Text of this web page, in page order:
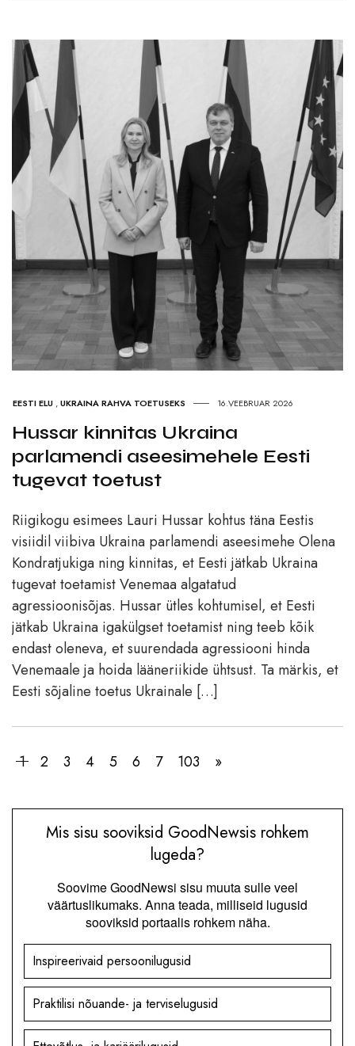
EESTI ELU ,UKRAINA RAHVA TOETUSEKS 16.VEEBRUAR 2026
Hussar kinnitas Ukraina
parlamendi aseesimehele Eesti
tugevat toetust
Riigikogu esimees Lauri Hussar kohtus täna Eestis
visiidil viibiva Ukraina parlamendi aseesimehe Olena
Kondratjukiga ning kinnitas, et Eesti jätkab Ukraina
tugevat toetamist Venemaa algatatud
agressioonisõjas. Hussar ütles kohtumisel, et Eesti
jätkab Ukraina igakülgset toetamist ning teeb kõik
endast oleneva, et suurendada agressiooni hinda
Venemaale ja hoida lääneriikide ühtsust. Ta märkis, et
Eesti sõjaline toetus Ukrainale […]
1 2 3 4 5 6 7 103 »
Mis sisu sooviksid GoodNewsis rohkem
lugeda?
Soovime GoodNewsi sisu muuta sulle veel
väärtuslikumaks. Anna teada, milliseid lugusid
sooviksid portaalis rohkem näha.
Inspireerivaid persoonilugusid
Praktilisi nõuande- ja terviselugusid